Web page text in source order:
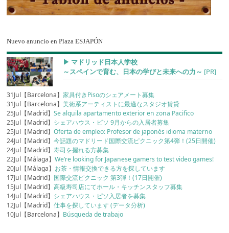
Nuevo anuncio en Plaza ESJAPÓN
▶︎ マドリッド日本人学校
～スペインで育む、日本の学びと未来への力～ [PR]
31Jul【Barcelona】家具付きPisoのシェアメート募集
31Jul【Barcelona】美術系アーティストに最適なスタジオ賃貸
25Jul【Madrid】Se alquila apartamento exterior en zona Pacifico
25Jul【Madrid】 シェアハウス・ピソ 9月からの入居者募集
25Jul【Madrid】Oferta de empleo: Profesor de japonés idioma materno
24Jul【Madrid】今話題のマドリード国際交流ピクニック第4弾！(25日開催)
24Jul【Madrid】寿司を握れる方募集
22Jul【Málaga】We’re looking for Japanese gamers to test video games!
20Jul【Málaga】 お茶・情報交換できる方を探しています
17Jul【Madrid】 国際交流ピクニック 第3弾！(17日開催)
15Jul【Madrid】高級寿司店にてホール・キッチンスタッフ募集
14Jul【Madrid】 シェアハウス・ピソ入居者を募集
12Jul【Madrid】仕事を探しています (データ分析)
10Jul【Barcelona】 Búsqueda de trabajo